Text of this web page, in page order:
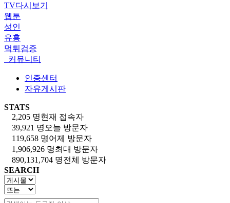
TV다시보기
웹툰
성인
유흥
먹튀검증
커뮤니티
인증센터
자유게시판
STATS
2,205 명현재 접속자
39,921 명 오늘 방문자
119,658 명어제 방문자
1,906,926 명최대 방문자
890,131,704 명전체 방문자
SEARCH